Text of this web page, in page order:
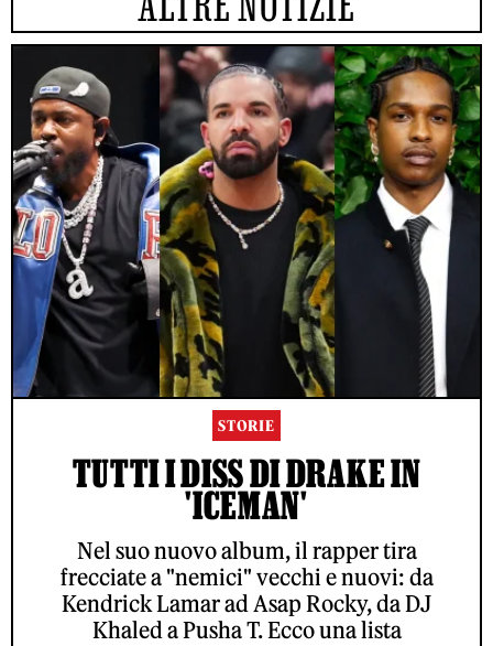
STORIE
TUTTI I DISS DI DRAKE IN
'ICEMAN'
Nel suo nuovo album, il rapper tira
frecciate a "nemici" vecchi e nuovi: da
Kendrick Lamar ad Asap Rocky, da DJ
Khaled a Pusha T. Ecco una lista